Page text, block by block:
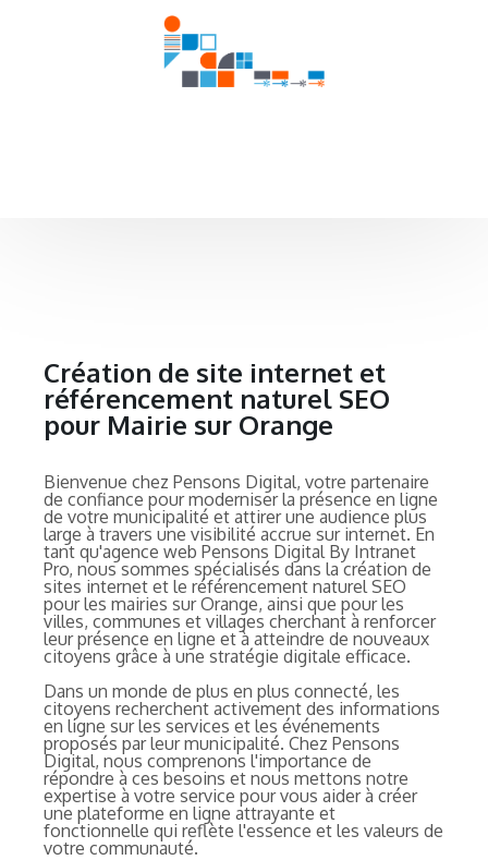
Création de site internet et
référencement naturel SEO
pour Mairie sur Orange
Bienvenue chez Pensons Digital, votre partenaire
de confiance pour moderniser la présence en ligne
de votre municipalité et attirer une audience plus
large à travers une visibilité accrue sur internet. En
tant qu'agence web Pensons Digital By Intranet
Pro, nous sommes spécialisés dans la création de
sites internet et le référencement naturel SEO
pour les mairies sur Orange, ainsi que pour les
villes, communes et villages cherchant à renforcer
leur présence en ligne et à atteindre de nouveaux
citoyens grâce à une stratégie digitale efficace.
Dans un monde de plus en plus connecté, les
citoyens recherchent activement des informations
en ligne sur les services et les événements
proposés par leur municipalité. Chez Pensons
Digital, nous comprenons l'importance de
répondre à ces besoins et nous mettons notre
expertise à votre service pour vous aider à créer
une plateforme en ligne attrayante et
fonctionnelle qui reflète l'essence et les valeurs de
votre communauté.